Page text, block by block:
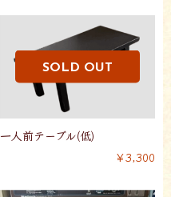
一人前テーブル(低)
￥3,300